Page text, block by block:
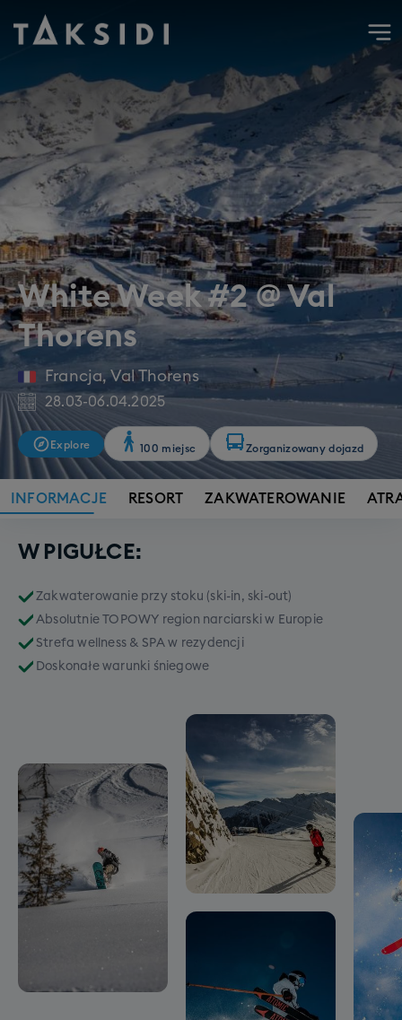
White Week #2 @ Val
Thorens
Francja,Val Thorens
28.03-06.04.2025
Explore 100 miejsc Zorganizowany dojazd
INFORMACJE RESORT ZAKWATEROWANIE
W PIGUŁCE:
Zakwaterowanie przy stoku (ski-in, ski-out)
Absolutnie TOPOWY region narciarski w Europie
Strefa wellness & SPA w rezydencji
Doskonałe warunki śniegowe